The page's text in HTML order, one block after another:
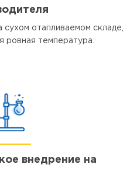
отапливаемом складе,
ровная температура.
внедрение на